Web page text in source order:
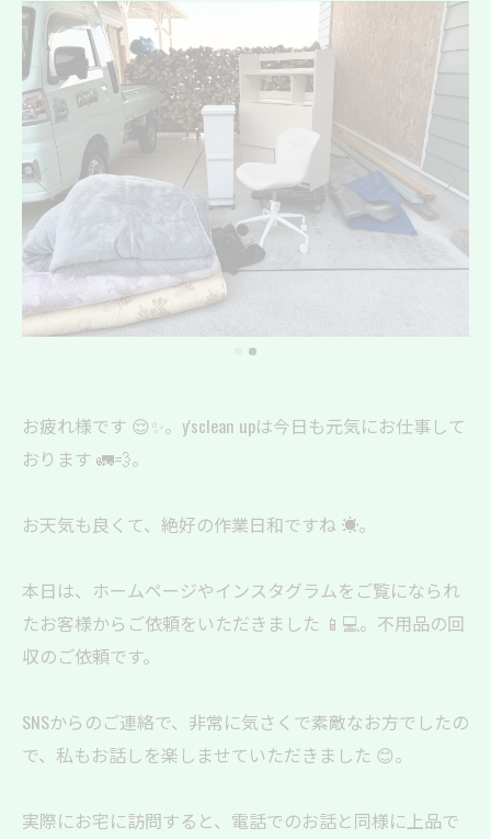
お疲れ様です 😌✨。y'sclean upは今日も元気にお仕事して
おります 🚛💨。
お天気も良くて、絶好の作業日和ですね ☀️。
本日は、ホームページやインスタグラムをご覧になられ
たお客様からご依頼をいただきました 📱💻。不用品の回
収のご依頼です。
SNSからのご連絡で、非常に気さくで素敵なお方でしたの
で、私もお話しを楽しませていただきました 😊。
実際にお宅に訪問すると、電話でのお話と同様に上品で